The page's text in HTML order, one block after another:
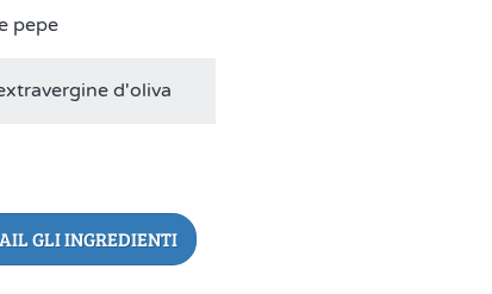
pepe
d'oliva
GLI INGREDIENTI